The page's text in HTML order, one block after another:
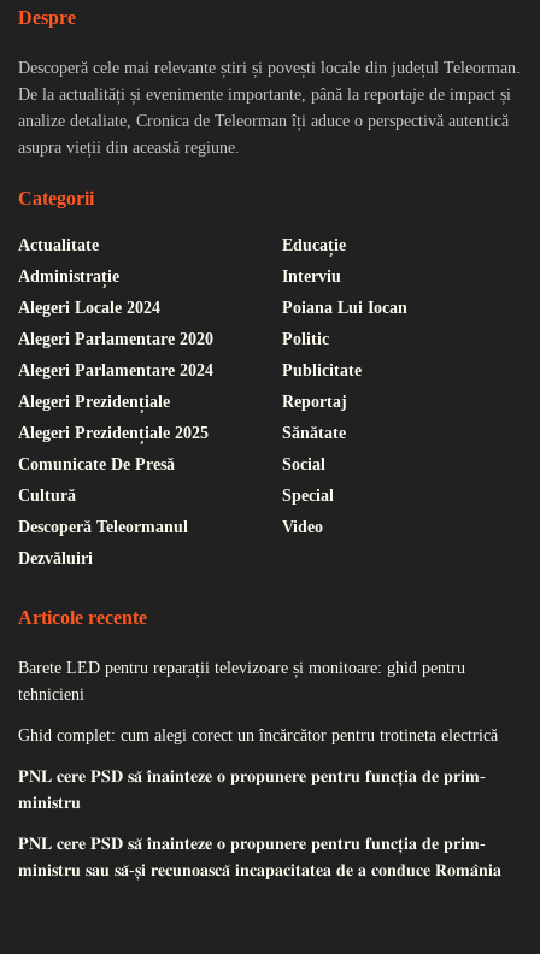
Despre
Descoperă cele mai relevante știri și povești locale din județul Teleorman.
De la actualități și evenimente importante, până la reportaje de impact și
analize detaliate, Cronica de Teleorman îți aduce o perspectivă autentică
asupra vieții din această regiune.
Categorii
Actualitate
Administrație
Alegeri Locale 2024
Alegeri Parlamentare 2020
Alegeri Parlamentare 2024
Alegeri Prezidențiale
Alegeri Prezidențiale 2025
Comunicate De Presă
Cultură
Descoperă Teleormanul
Dezvăluiri
Educație
Interviu
Poiana Lui Iocan
Politic
Publicitate
Reportaj
Sănătate
Social
Special
Video
Articole recente
Barete LED pentru reparații televizoare și monitoare: ghid pentru
tehnicieni
Ghid complet: cum alegi corect un încărcător pentru trotineta electrică
𝐏𝐍𝐋 𝐜𝐞𝐫𝐞 𝐏𝐒𝐃 𝐬𝐚̆ 𝐢̂𝐧𝐚𝐢𝐧𝐭𝐞𝐳𝐞 𝐨 𝐩𝐫𝐨𝐩𝐮𝐧𝐞𝐫𝐞 𝐩𝐞𝐧𝐭𝐫𝐮 𝐟𝐮𝐧𝐜𝐭̦𝐢𝐚 𝐝𝐞 𝐩𝐫𝐢𝐦-
𝐦𝐢𝐧𝐢𝐬𝐭𝐫𝐮
𝐏𝐍𝐋 𝐜𝐞𝐫𝐞 𝐏𝐒𝐃 𝐬𝐚̆ 𝐢̂𝐧𝐚𝐢𝐧𝐭𝐞𝐳𝐞 𝐨 𝐩𝐫𝐨𝐩𝐮𝐧𝐞𝐫𝐞 𝐩𝐞𝐧𝐭𝐫𝐮 𝐟𝐮𝐧𝐜𝐭̦𝐢𝐚 𝐝𝐞 𝐩𝐫𝐢𝐦-
𝐦𝐢𝐧𝐢𝐬𝐭𝐫𝐮 𝐬𝐚𝐮 𝐬𝐚̆-𝐬̦𝐢 𝐫𝐞𝐜𝐮𝐧𝐨𝐚𝐬𝐜𝐚̆ 𝐢𝐧𝐜𝐚𝐩𝐚𝐜𝐢𝐭𝐚𝐭𝐞𝐚 𝐝𝐞 𝐚 𝐜𝐨𝐧𝐝𝐮𝐜𝐞 𝐑𝐨𝐦𝐚̂𝐧𝐢𝐚